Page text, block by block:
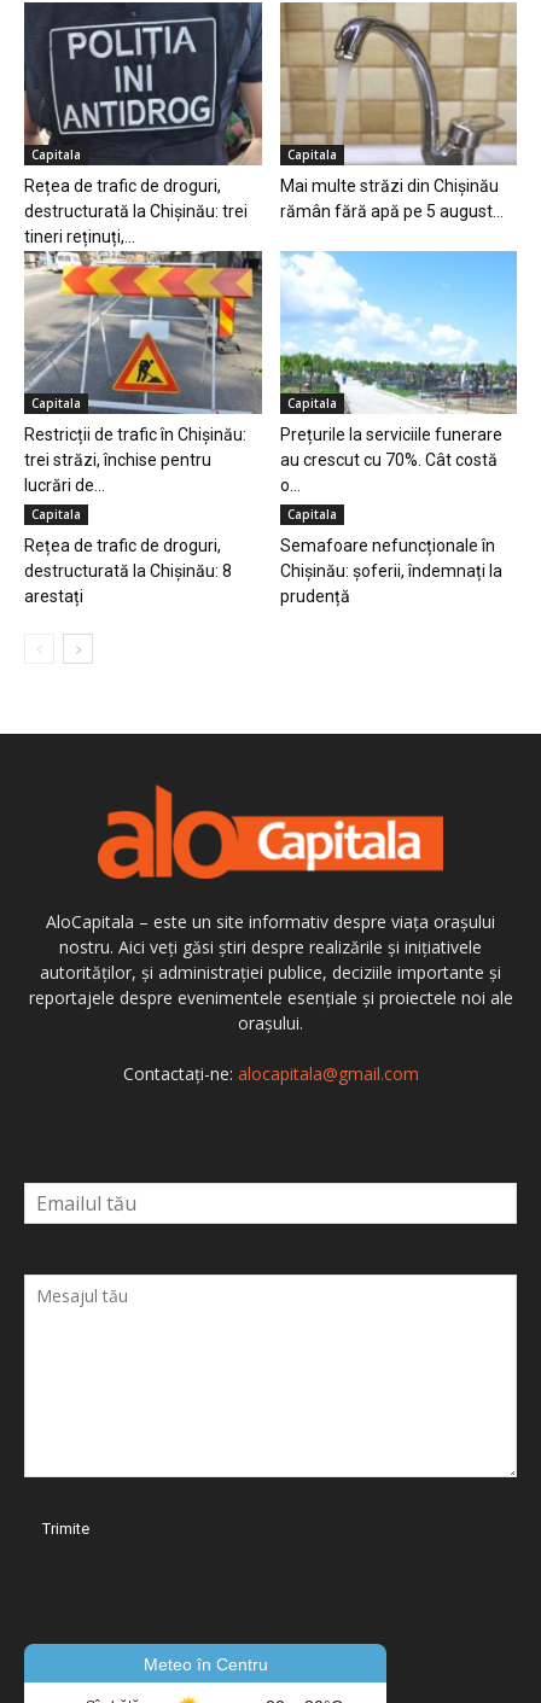
Capitala
Rețea de trafic de droguri,
destructurată la Chișinău: trei
tineri reținuți,...
Capitala
Mai multe străzi din Chișinău
rămân fără apă pe 5 august...
Capitala
Restricții de trafic în Chișinău:
trei străzi, închise pentru
lucrări de...
Capitala
Prețurile la serviciile funerare
au crescut cu 70%. Cât costă
o...
Capitala
Rețea de trafic de droguri,
destructurată la Chișinău: 8
arestați
Capitala
Semafoare nefuncționale în
Chișinău: șoferii, îndemnați la
prudență
AloCapitala – este un site informativ despre viața orașului
nostru. Aici veți găsi știri despre realizările și inițiativele
autorităților, și administrației publice, deciziile importante și
reportajele despre evenimentele esențiale și proiectele noi ale
orașului.
Contactați-ne: alocapitala@gmail.com
Meteo în Centru